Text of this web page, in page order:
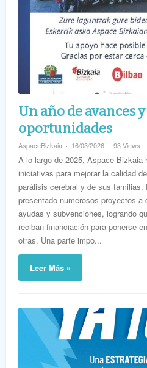
Un año de avances
oportunidades
AspaceBizkaia 16/03/2026 93 Views
A lo largo de 2025, Aspace Bizkaia
iniciativas para mejorar la calidad
parálisis cerebral y de sus familias.
presentado numerosos proyectos
ayudas y subvenciones, logrando
reciban financiación para ponerse
otras. Una parte impo...
Leer Más »